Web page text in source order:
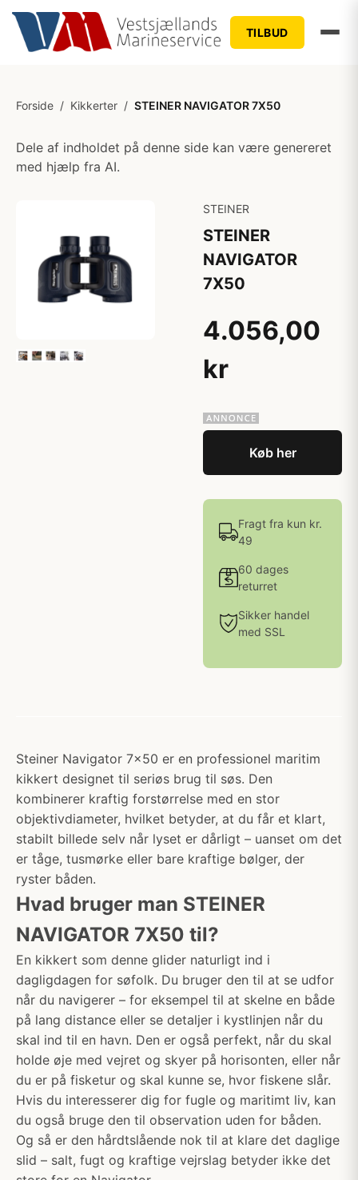
TILBUD
Forside / Kikkerter / STEINER NAVIGATOR 7X50
Dele af indholdet på denne side kan være genereret
med hjælp fra AI.
STEINER
STEINER
NAVIGATOR
7X50
4.056,00
kr
Køb her
Fragt fra kun kr.
49
60 dages
returret
Sikker handel
med SSL
Steiner Navigator 7x50 er en professionel maritim
kikkert designet til seriøs brug til søs. Den
kombinerer kraftig forstørrelse med en stor
objektivdiameter, hvilket betyder, at du får et klart,
stabilt billede selv når lyset er dårligt – uanset om det
er tåge, tusmørke eller bare kraftige bølger, der
ryster båden.
Hvad bruger man STEINER
NAVIGATOR 7X50 til?
En kikkert som denne glider naturligt ind i
dagligdagen for søfolk. Du bruger den til at se udfor
når du navigerer – for eksempel til at skelne en både
på lang distance eller se detaljer i kystlinjen når du
skal ind til en havn. Den er også perfekt, når du skal
holde øje med vejret og skyer på horisonten, eller når
du er på fisketur og skal kunne se, hvor fiskene slår.
Hvis du interesserer dig for fugle og maritimt liv, kan
du også bruge den til observation uden for båden.
Og så er den hårdtslående nok til at klare det daglige
slid – salt, fugt og kraftige vejrslag betyder ikke det